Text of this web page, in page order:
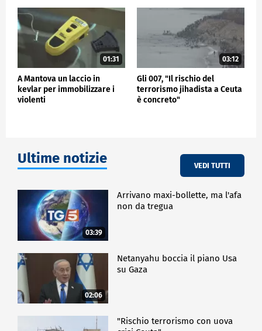
01:31
A Mantova un laccio in
kevlar per immobilizzare i
violenti
03:12
Gli 007, "Il rischio del
terrorismo jihadista a Ceuta
è concreto"
Ultime notizie VEDI TUTTI
03:39
Arrivano maxi-bollette, ma l'afa
non da tregua
02:06
Netanyahu boccia il piano Usa
su Gaza
"Rischio terrorismo con uova